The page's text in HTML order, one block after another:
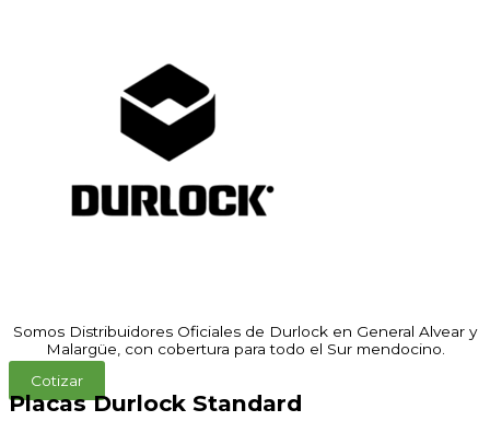
Somos Distribuidores Oficiales de Durlock en General Alvear y
Malargüe, con cobertura para todo el Sur mendocino.
Cotizar
Placas Durlock Standard